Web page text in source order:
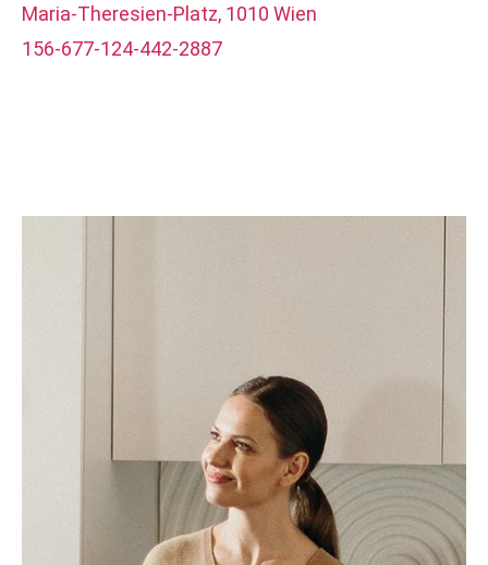
Maria-Theresien-Platz, 1010 Wien
156-677-124-442-2887